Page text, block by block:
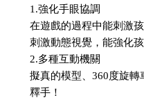
1.強化手眼協調
在遊戲的過程中能刺激
刺激動態視覺，能強化
2.多種互動機關
擬真的模型、360度旋
釋手！